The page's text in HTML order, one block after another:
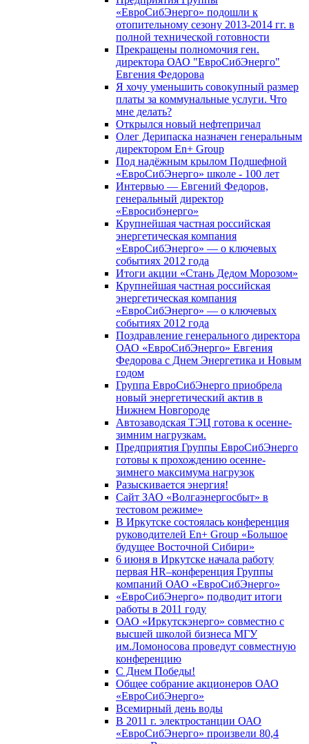
«ЕвроСибЭнерго» подошли к
отопительному сезону 2013-2014 гг. в
полной технической готовности
Прекращены полномочия ген.
директора ОАО "ЕвроСибЭнерго"
Евгения Федорова
Я хочу уменьшить совокупный размер
платы за коммунальные услуги. Что
мне делать?
Открылся новый нефтепричал
Олег Дерипаска назначен генеральным
директором En+ Group
Под надёжным крылом Подшефной
«ЕвроСибЭнерго» школе - 100 лет
Интервью — Евгений Федоров,
генеральный директор
«Евросибэнерго»
Крупнейшая частная российская
энергетическая компания
«ЕвроСибЭнерго» — о ключевых
событиях 2012 года
Итоги акции «Стань Дедом Морозом»
Крупнейшая частная российская
энергетическая компания
«ЕвроСибЭнерго» — о ключевых
событиях 2012 года
Поздравление генерального директора
ОАО «ЕвроСибЭнерго» Евгения
Федорова с Днем Энергетика и Новым
годом
Группа ЕвроСибЭнерго приобрела
новый энергетический актив в
Нижнем Новгороде
Автозаводская ТЭЦ готова к осенне-
зимним нагрузкам.
Предприятия Группы ЕвроСибЭнерго
готовы к прохождению осенне-
зимнего максимума нагрузок
Разыскивается энергия!
Сайт ЗАО «Волгаэнергосбыт» в
тестовом режиме»
В Иркутске состоялась конференция
руководителей En+ Group «Большое
будущее Восточной Сибири»
6 июня в Иркутске начала работу
первая HR–конференция Группы
компаний ОАО «ЕвроСибЭнерго»
«ЕвроСибЭнерго» подводит итоги
работы в 2011 году
ОАО «Иркутскэнерго» совместно с
высшей школой бизнеса МГУ
им.Ломоносова проведут совместную
конференцию
С Днем Победы!
Общее собрание акционеров ОАО
«ЕвроСибЭнерго»
Всемирный день воды
В 2011 г. электростанции ОАО
«ЕвроСибЭнерго» произвели 80,4